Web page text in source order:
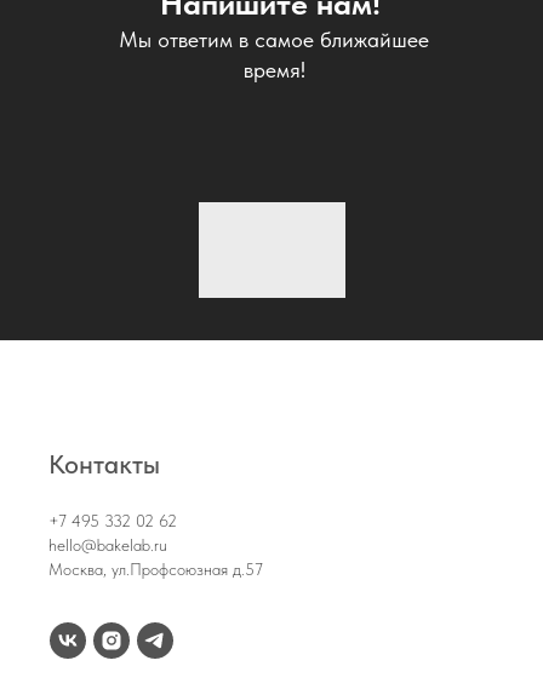
Мы ответим в самое ближайшее
время!
Контакты
+7 495 332 02 62
hello@bakelab.ru
Москва, ул.Профсоюзная д.57